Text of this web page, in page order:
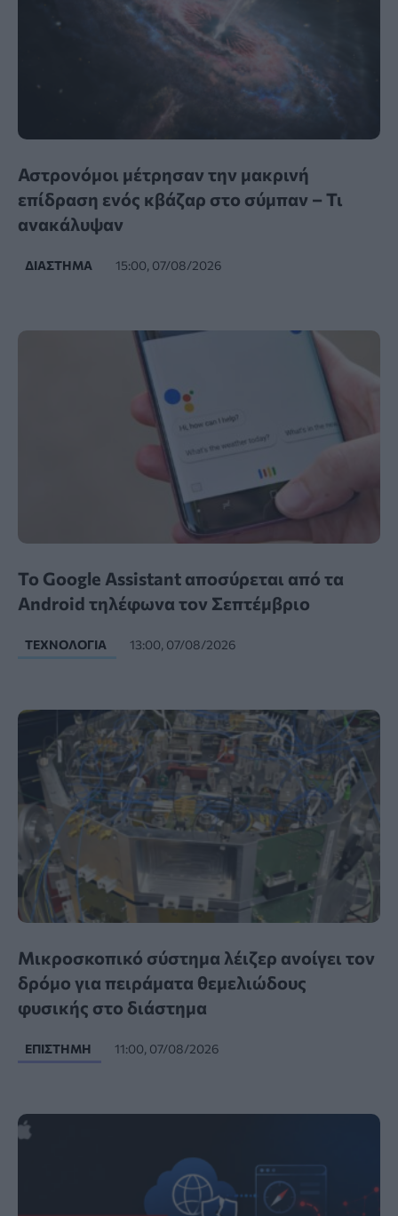
Αστρονόμοι μέτρησαν την μακρινή
επίδραση ενός κβάζαρ στο σύμπαν – Τι
ανακάλυψαν
ΔΙΆΣΤΗΜΑ 15:00, 07/08/2026
Το Google Assistant αποσύρεται από τα
Android τηλέφωνα τον Σεπτέμβριο
ΤΕΧΝΟΛΟΓΊΑ 13:00, 07/08/2026
Μικροσκοπικό σύστημα λέιζερ ανοίγει τον
δρόμο για πειράματα θεμελιώδους
φυσικής στο διάστημα
ΕΠΙΣΤΉΜΗ 11:00, 07/08/2026